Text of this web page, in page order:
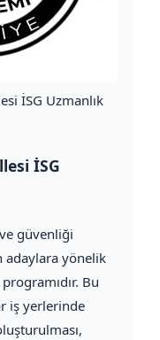
İSG Uzmanlık
İSG
güvenliği
adaylara yönelik
Bu
iş yerlerinde